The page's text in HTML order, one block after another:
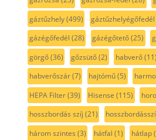
gáztűzhely(499) gáztűzhelyégőfedél
gázégőfedél (28) gázégőtető(25)
görgő(36) gőzsütő(2) habverő(11)
habverőszár(7) hajtómű(5)
HEPA Filter(39) Hisense (115)
hosszbordás szíj (21)
három szintes (3) hátfal (1) hátlap